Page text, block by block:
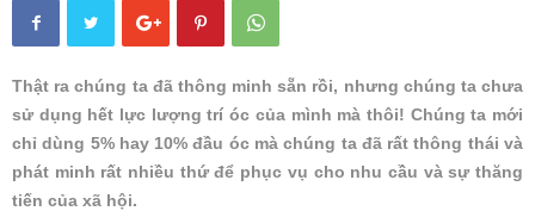
Thật ra chúng ta đã thông minh sẵn rồi, nhưng chúng ta chưa
sử dụng hết lực lượng trí óc của mình mà thôi! Chúng ta mới
chỉ dùng 5% hay 10% đầu óc mà chúng ta đã rất thông thái và
phát minh rất nhiều thứ để phục vụ cho nhu cầu và sự thăng
tiến của xã hội.